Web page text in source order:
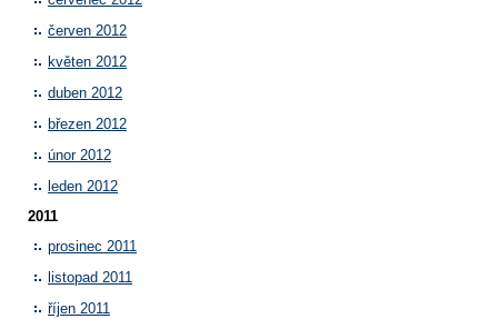
červen 2012
květen 2012
duben 2012
březen 2012
únor 2012
leden 2012
2011
prosinec 2011
listopad 2011
říjen 2011